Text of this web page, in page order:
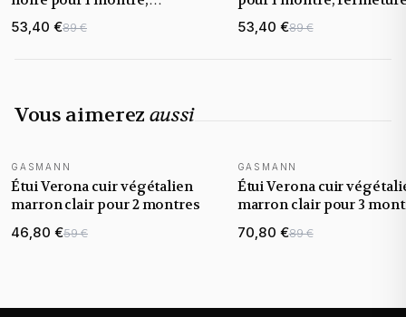
fermeture rabat
53,40 €89 €
rabat
53,40 €89 €
Vous aimerez aussi
NOUVEAUTÉ
GASMANN
Étui Verona cuir végétalien
marron clair pour 2 montres
46,80 €59 €
NOUVEAUTÉ
GASMANN
Étui Verona cuir
marron clair pour 3
70,80 €89 €